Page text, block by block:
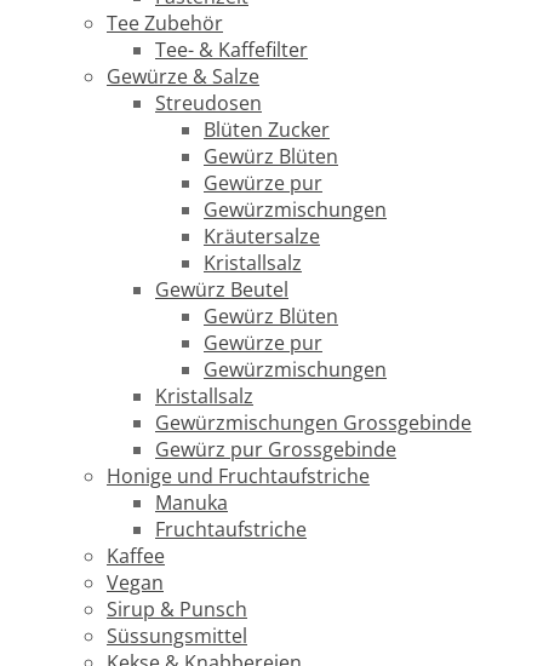
Tee Zubehör
Tee- & Kaffefilter
Gewürze & Salze
Streudosen
Blüten Zucker
Gewürz Blüten
Gewürze pur
Gewürzmischungen
Kräutersalze
Kristallsalz
Gewürz Beutel
Gewürz Blüten
Gewürze pur
Gewürzmischungen
Kristallsalz
Gewürzmischungen Grossgebinde
Gewürz pur Grossgebinde
Honige und Fruchtaufstriche
Manuka
Fruchtaufstriche
Kaffee
Vegan
Sirup & Punsch
Süssungsmittel